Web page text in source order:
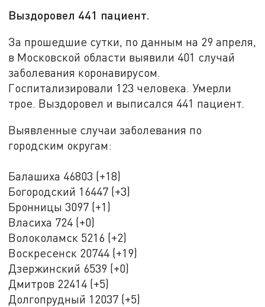
Выздоровел 441 пациент.
За прошедшие сутки, по данным на 29 апреля,
в Московской области выявили 401 случай
заболевания коронавирусом.
Госпитализировали 123 человека. Умерли
трое. Выздоровел и выписался 441 пациент.
Выявленные случаи заболевания по
городским округам:
Балашиха 46803 (+18)
Богородский 16447 (+3)
Бронницы 3097 (+1)
Власиха 724 (+0)
Волоколамск 5216 (+2)
Воскресенск 20744 (+19)
Дзержинский 6539 (+0)
Дмитров 22414 (+5)
Долгопрудный 12037 (+5)